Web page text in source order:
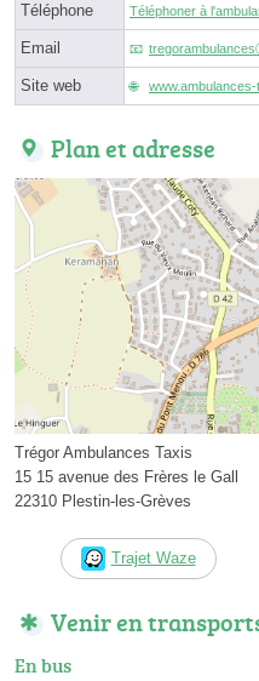
Téléphone Téléphoner à
Email
Site web
Plan et adresse
Trégor Ambulances Taxis
15 15 avenue des Frères le Gall
22310 Plestin-les-Grèves
Trajet Waze
Venir en
En bus